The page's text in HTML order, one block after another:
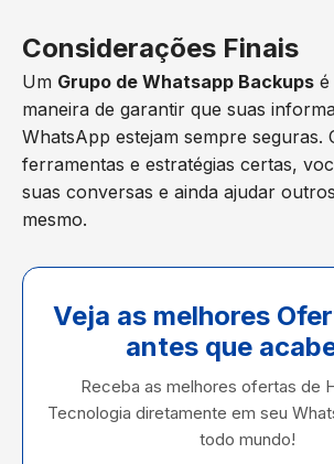
Considerações Finais
Um Grupo de Whatsapp Backups é
maneira de garantir que suas
WhatsApp estejam sempre seguras.
ferramentas e estratégias certas,
suas conversas e ainda ajudar
mesmo.
Veja as melhores
antes que
Receba as melhores ofertas de
Tecnologia diretamente em seu
todo mundo!